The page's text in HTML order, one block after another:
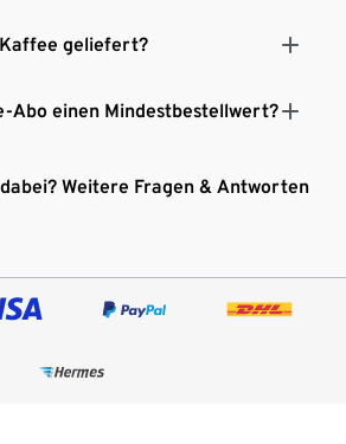
geliefert?
Abo einen Mindestbestellwert?
Weitere Fragen & Antworten